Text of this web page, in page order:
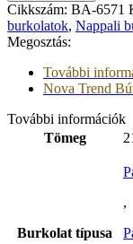
Cikkszám: BA-6571
burkolatok, Nappali
Megosztás:
További
Nova Trend
További információk
Tömeg
Burkolat típusa
,